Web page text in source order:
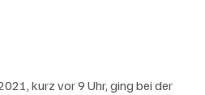
kurz vor 9 Uhr, ging bei der